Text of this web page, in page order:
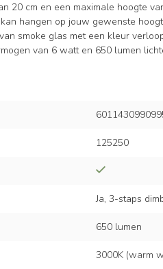
20 cm en een maximale hoogte
hangen op jouw gewenste
smoke glas met een kleur
van 6 watt en 650 lumen
125250
Ja, 3-staps
650 lumen
3000K (warm